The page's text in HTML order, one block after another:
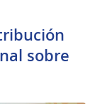
sobre